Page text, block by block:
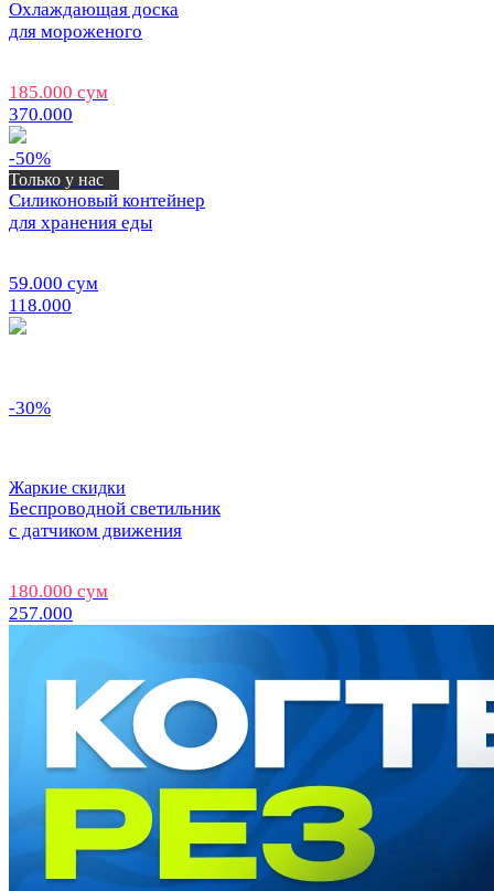
Охлаждающая доска
для мороженого
185.000 сум
370.000
-50%
Только у нас
Силиконовый контейнер
для хранения еды
59.000 сум
118.000
-30%
Жаркие скидки
Беспроводной светильник
с датчиком движения
180.000 сум
257.000